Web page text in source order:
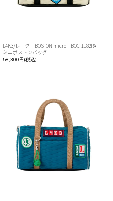
L4K3/レーク BOSTON micro BOC-1182PA
ミニボストンバッグ
58,300円(税込)